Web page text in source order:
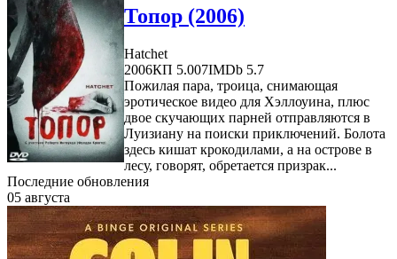
Топор (2006)
Hatchet
2006КП 5.007IMDb 5.7
Пожилая пара, троица, снимающая
эротическое видео для Хэллоуина, плюс
двое скучающих парней отправляются в
Луизиану на поиски приключений. Болота
здесь кишат крокодилами, а на острове в
лесу, говорят, обретается призрак...
Последние обновления
05 августа